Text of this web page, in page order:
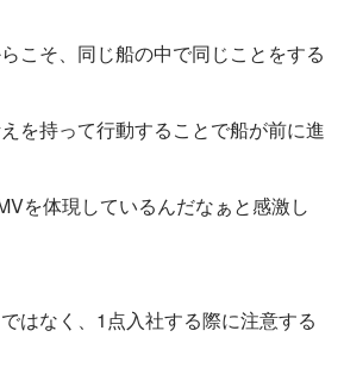
こそ、同じ船の中で同じことをする
を持って行動することで船が前に進
を体現しているんだなぁと感激し
はなく、1点入社する際に注意する